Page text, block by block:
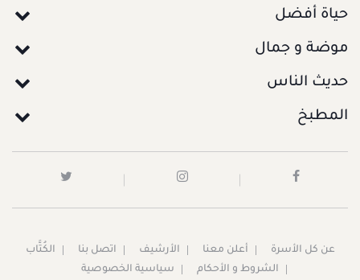
حياة أفضل
موضة و جمال
حديث الناس
المطبخ
عن كل الأسرة أعلن معنا الأرشيف اتصل بنا
الكُتَّاب
الشروط و الأحكام
سياسية الخصوصية